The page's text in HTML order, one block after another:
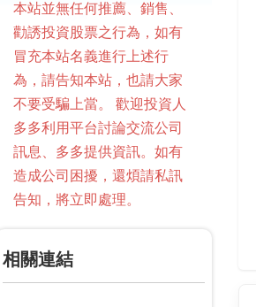
本站並無任何推薦、銷售、
勸誘投資股票之行為，如有
冒充本站名義進行上述行
為，請告知本站，也請大家
不要受騙上當。 歡迎投資人
多多利用平台討論交流公司
訊息、多多提供資訊。如有
造成公司困擾，還煩請私訊
告知，將立即處理。
相關連結